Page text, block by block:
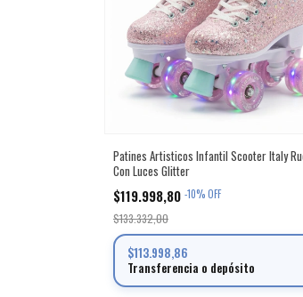
Patines Artisticos Infantil Scooter Italy
Con Luces Glitter
$119.998,80 -10%OFF
$133.332,00
$113.998,86
Transferencia o depósito